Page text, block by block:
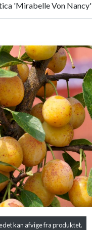
'Mirabelle Von Nancy'
kan afvige fra produktet.